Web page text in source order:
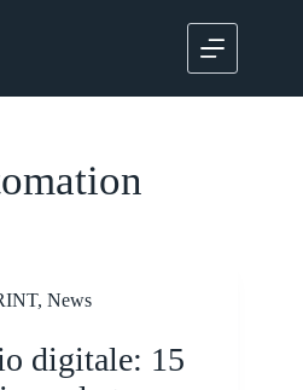
, News
digitale: 15